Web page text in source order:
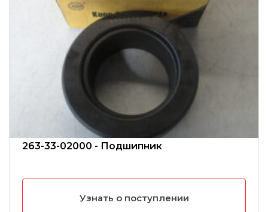
263-33-02000 - Подшипник
Узнать о поступлении